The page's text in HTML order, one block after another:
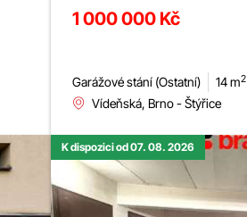
1 000 000 Kč
Garážové stání (Ostatní) 14 m2
Vídeňská, Brno - Štýřice
K dispozici od 07. 08. 2026